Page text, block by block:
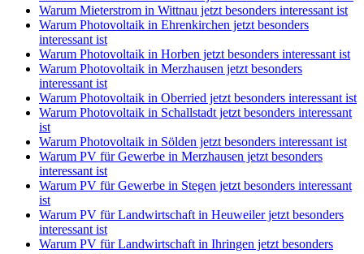
Warum Mieterstrom in Wittnau jetzt besonders interessant ist
Warum Photovoltaik in Ehrenkirchen jetzt besonders
interessant ist
Warum Photovoltaik in Horben jetzt besonders interessant ist
Warum Photovoltaik in Merzhausen jetzt besonders
interessant ist
Warum Photovoltaik in Oberried jetzt besonders interessant ist
Warum Photovoltaik in Schallstadt jetzt besonders interessant
ist
Warum Photovoltaik in Sölden jetzt besonders interessant ist
Warum PV für Gewerbe in Merzhausen jetzt besonders
interessant ist
Warum PV für Gewerbe in Stegen jetzt besonders interessant
ist
Warum PV für Landwirtschaft in Heuweiler jetzt besonders
interessant ist
Warum PV für Landwirtschaft in Ihringen jetzt besonders